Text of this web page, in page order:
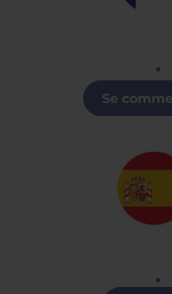
Clases de Francés
Se
Clases de Español